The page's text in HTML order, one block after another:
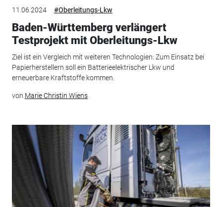
11.06.2024 #Oberleitungs-Lkw
Baden-Württemberg verlängert
Testprojekt mit Oberleitungs-Lkw
Ziel ist ein Vergleich mit weiteren Technologien: Zum Einsatz bei
Papierherstellern soll ein Batterieelektrischer Lkw und
erneuerbare Kraftstoffe kommen.
von Marie Christin Wiens